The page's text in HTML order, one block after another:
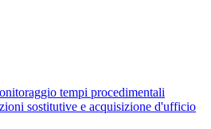
tempi procedimentali
sostitutive e acquisizione d'ufficio